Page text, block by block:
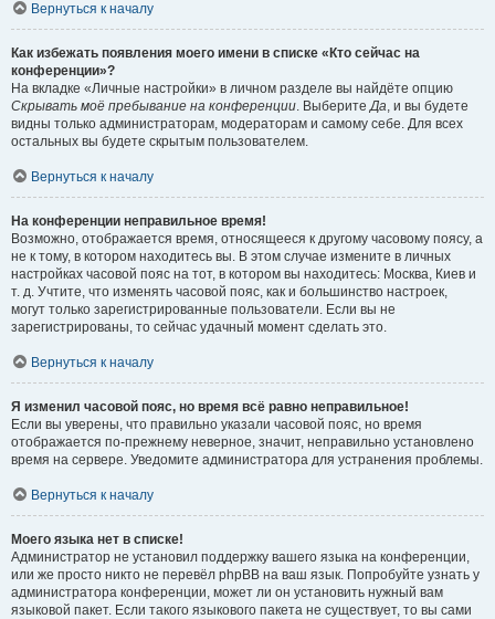
Вернуться к началу
Как избежать появления моего имени в списке «Кто сейчас на
конференции»?
На вкладке «Личные настройки» в личном разделе вы найдёте опцию
Скрывать моё пребывание на конференции. ВыберитеДа, и вы будете
видны только администраторам, модераторам и самому себе. Для всех
остальных вы будете скрытым пользователем.
Вернуться к началу
На конференции неправильное время!
Возможно, отображается время, относящееся к другому часовому поясу, а
не к тому, в котором находитесь вы. В этом случае измените в личных
настройках часовой пояс на тот, в котором вы находитесь: Москва, Киев и
т. д. Учтите, что изменять часовой пояс, как и большинство настроек,
могут только зарегистрированные пользователи. Если вы не
зарегистрированы, то сейчас удачный момент сделать это.
Вернуться к началу
Я изменил часовой пояс, но время всё равно неправильное!
Если вы уверены, что правильно указали часовой пояс, но время
отображается по-прежнему неверное, значит, неправильно установлено
время на сервере. Уведомите администратора для устранения проблемы.
Вернуться к началу
Моего языка нет в списке!
Администратор не установил поддержку вашего языка на конференции,
или же просто никто не перевёл phpBB на ваш язык. Попробуйте узнать у
администратора конференции, может ли он установить нужный вам
языковой пакет. Если такого языкового пакета не существует, то вы сами